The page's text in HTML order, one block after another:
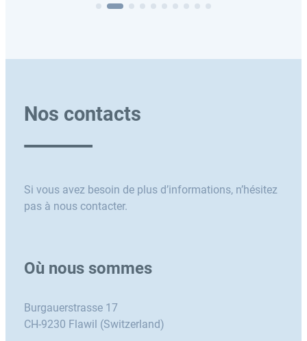
Nos contacts
Si vous avez besoin de plus d’informations, n’hésitez
pas à nous contacter.
Où nous sommes
Burgauerstrasse 17
CH-9230 Flawil (Switzerland)